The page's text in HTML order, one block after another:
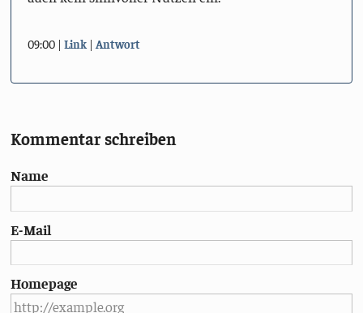
09:00 Link Antwort
Kommentar schreiben
Name
E-Mail
Homepage